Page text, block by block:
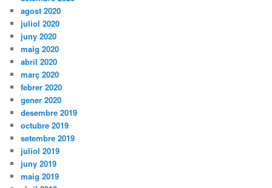
agost 2020
juliol 2020
juny 2020
maig 2020
abril 2020
març 2020
febrer 2020
gener 2020
desembre 2019
octubre 2019
setembre 2019
juliol 2019
juny 2019
maig 2019